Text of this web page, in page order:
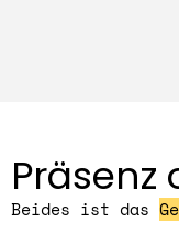
Präsenz
Beides ist das